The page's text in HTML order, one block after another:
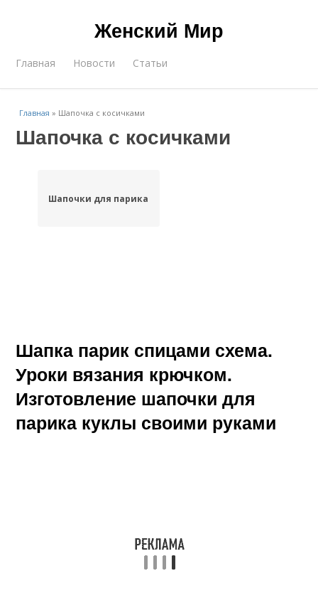
Женский Мир
Главная Новости Статьи
Главная » Шапочка с косичками
Шапочка с косичками
Шапочки для парика
Шапка парик спицами схема.
Уроки вязания крючком.
Изготовление шапочки для
парика куклы своими руками